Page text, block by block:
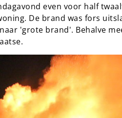
even voor half
De brand was fors
'grote brand'. Behalve